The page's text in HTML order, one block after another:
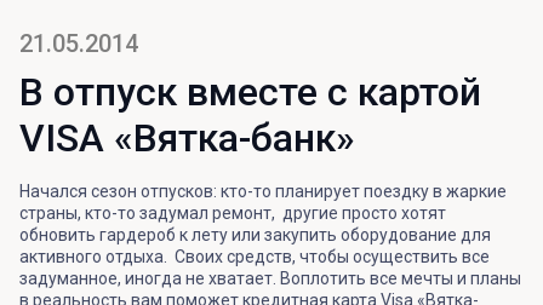
21.05.2014
В отпуск вместе с картой
VISA «Вятка-банк»
Начался сезон отпусков: кто-то планирует поездку в жаркие
страны, кто-то задумал ремонт, другие просто хотят
обновить гардероб к лету или закупить оборудование для
активного отдыха. Своих средств, чтобы осуществить все
задуманное, иногда не хватает. Воплотить все мечты и планы
в реальность вам поможет кредитная карта Visa «Вятка-